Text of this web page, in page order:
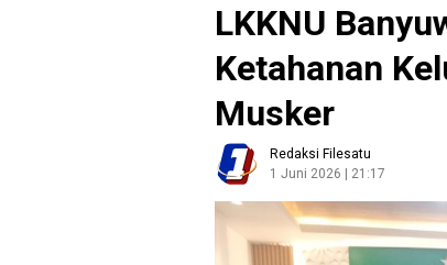
LKKNU
Ketahanan
Musker
Redaksi Filesatu
1 Juni 2026 | 21:17